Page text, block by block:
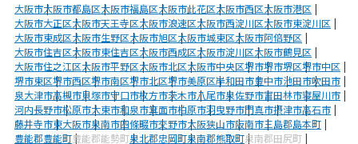
大阪市大阪市都島区大阪市福島区大阪市此花区大阪市西区大阪市港区
大阪市大正区大阪市天王寺区大阪市浪速区大阪市西淀川区大阪市東淀川区
大阪市東成区大阪市生野区大阪市旭区大阪市城東区大阪市阿倍野区
大阪市住吉区大阪市東住吉区大阪市西成区大阪市淀川区大阪市鶴見区
大阪市住之江区大阪市平野区大阪市北区大阪市中央区堺市堺市堺区堺市中区
堺市東区堺市西区堺市南区堺市北区堺市美原区岸和田市豊中市池田市吹田市
泉大津市高槻市貝塚市守口市枚方市茨木市八尾市泉佐野市富田林市寝屋川市
河内長野市松原市大東市和泉市箕面市柏原市羽曳野市門真市摂津市高石市
藤井寺市東大阪市泉南市四條畷市交野市大阪狭山市阪南市三島郡島本町
豊能郡豊能町豊能郡能勢町泉北郡忠岡町泉南郡熊取町泉南郡田尻町